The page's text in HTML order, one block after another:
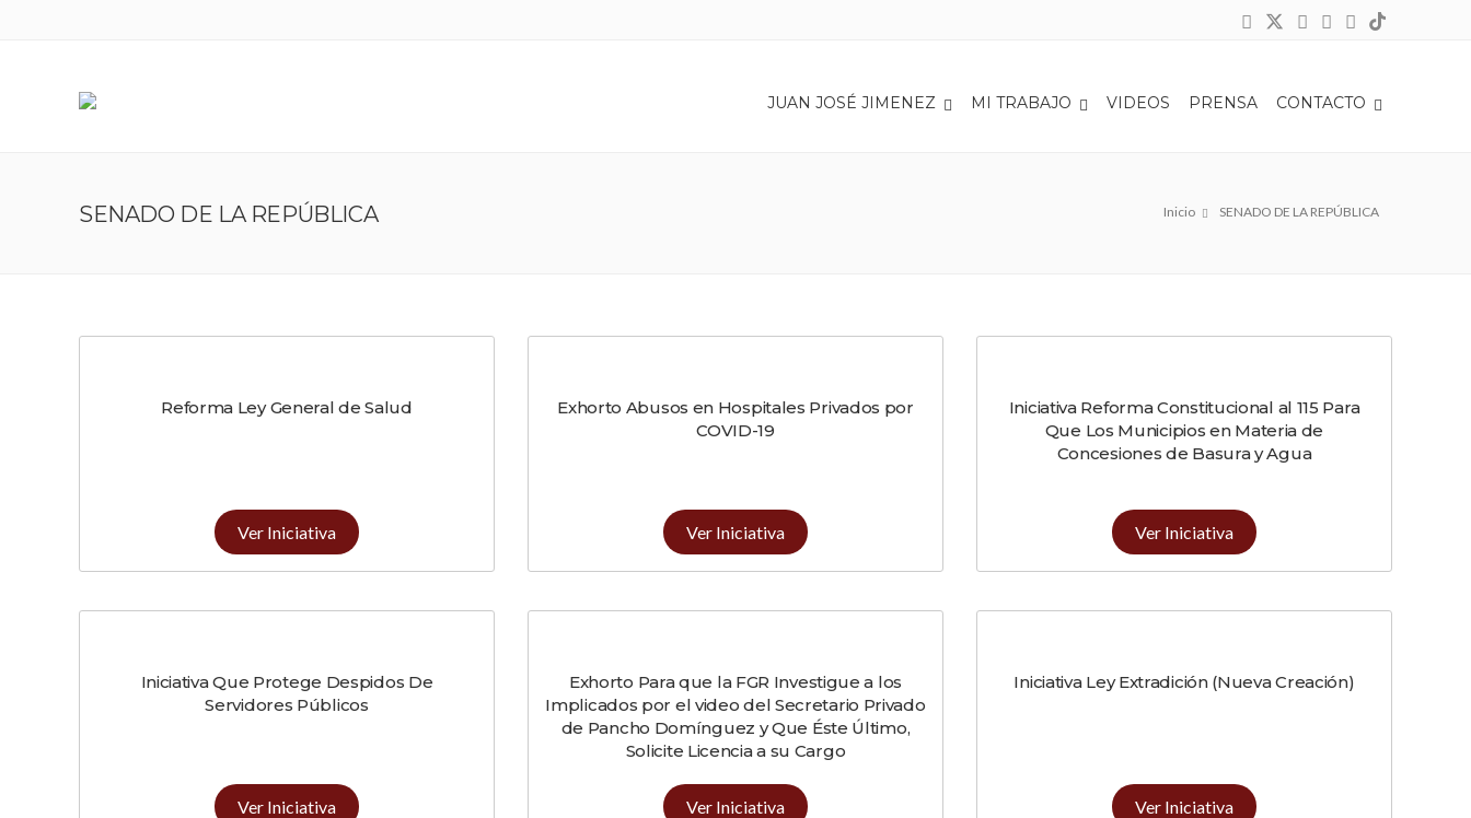
JUAN JOSÉ JIMENEZ MI TRABAJO VIDEOS PRENSA CONTACTO
Inicio SENADO DE LA REPÚBLICA
SENADO DE LA REPÚBLICA
Reforma Ley General de Salud
Ver Iniciativa
Exhorto Abusos en Hospitales Privados por
COVID-19
Ver Iniciativa
Iniciativa Reforma Constitucional al 115 Para
Que Los Municipios en Materia de
Concesiones de Basura y Agua
Ver Iniciativa
Iniciativa Que Protege Despidos De
Servidores Públicos
Ver Iniciativa
Exhorto Para que la FGR Investigue a los
Implicados por el video del Secretario Privado
de Pancho Domínguez y Que Éste Último,
Solicite Licencia a su Cargo
Ver Iniciativa
Iniciativa Ley Extradición (Nueva Creación)
Ver Iniciativa